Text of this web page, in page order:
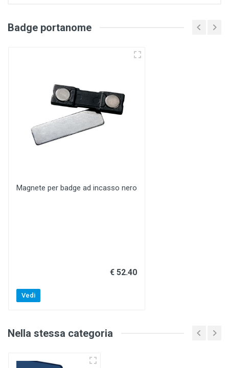
Badge portanome
Magnete per badge ad incasso nero
€ 52.40
Vedi
Nella stessa categoria